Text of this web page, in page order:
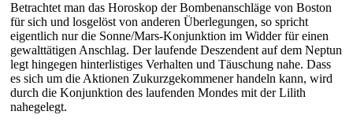
Betrachtet man das Horoskop der Bombenanschläge von Boston
für sich und losgelöst von anderen Überlegungen, so spricht
eigentlich nur die Sonne/Mars-Konjunktion im Widder für einen
gewalttätigen Anschlag. Der laufende Deszendent auf dem Neptun
legt hingegen hinterlistiges Verhalten und Täuschung nahe. Dass
es sich um die Aktionen Zukurzgekommener handeln kann, wird
durch die Konjunktion des laufenden Mondes mit der Lilith
nahegelegt.